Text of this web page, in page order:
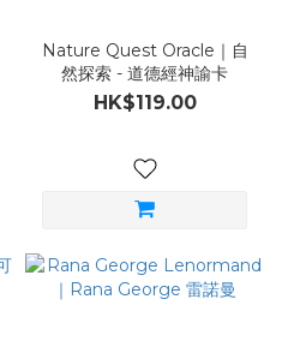
Nature Quest Oracle｜自
然探索 - 道德經神諭卡
HK$119.00